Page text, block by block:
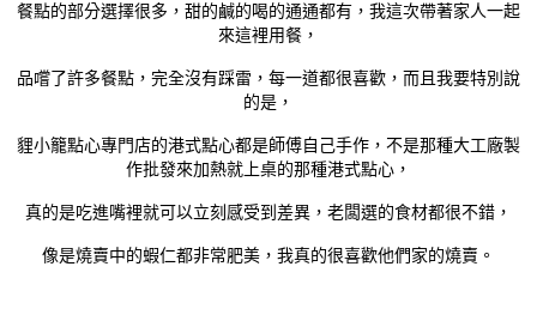
餐點的部分選擇很多，甜的鹹的喝的通通都有，我這次帶著家人一起
來這裡用餐，
品嚐了許多餐點，完全沒有踩雷，每一道都很喜歡，而且我要特別說
的是，
貍小籠點心專門店的港式點心都是師傅自己手作，不是那種大工廠製
作批發來加熱就上桌的那種港式點心，
真的是吃進嘴裡就可以立刻感受到差異，老闆選的食材都很不錯，
像是燒賣中的蝦仁都非常肥美，我真的很喜歡他們家的燒賣。